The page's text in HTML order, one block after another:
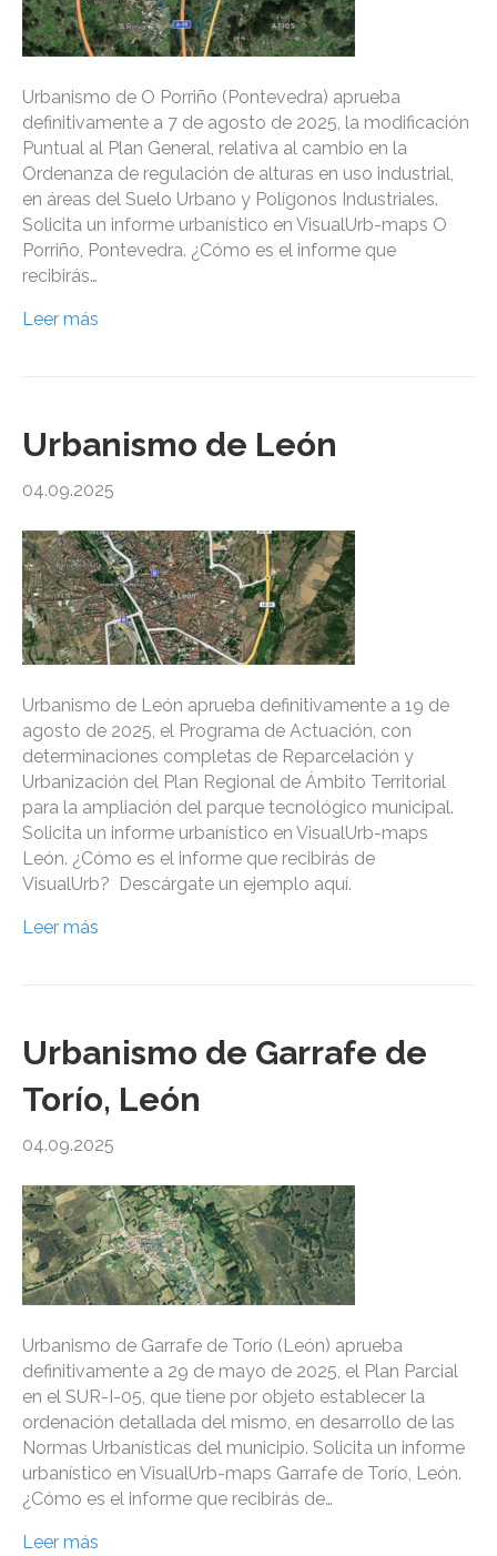
Urbanismo de O Porriño (Pontevedra) aprueba
definitivamente a 7 de agosto de 2025, la modificación
Puntual al Plan General, relativa al cambio en la
Ordenanza de regulación de alturas en uso industrial,
en áreas del Suelo Urbano y Polígonos Industriales.
Solicita un informe urbanístico en VisualUrb-maps O
Porriño, Pontevedra. ¿Cómo es el informe que
recibirás…
Leer más
Urbanismo de León
04.09.2025
Urbanismo de León aprueba definitivamente a 19 de
agosto de 2025, el Programa de Actuación, con
determinaciones completas de Reparcelación y
Urbanización del Plan Regional de Ámbito Territorial
para la ampliación del parque tecnológico municipal.
Solicita un informe urbanístico en VisualUrb-maps
León. ¿Cómo es el informe que recibirás de
VisualUrb? Descárgate un ejemplo aquí.
Leer más
Urbanismo de Garrafe de
Torío, León
04.09.2025
Urbanismo de Garrafe de Torío (León) aprueba
definitivamente a 29 de mayo de 2025, el Plan Parcial
en el SUR-I-05, que tiene por objeto establecer la
ordenación detallada del mismo, en desarrollo de las
Normas Urbanísticas del municipio. Solicita un informe
urbanístico en VisualUrb-maps Garrafe de Torío, León.
¿Cómo es el informe que recibirás de…
Leer más